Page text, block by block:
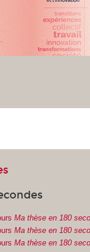
Ma thèse en 180
Ma thèse en 180
Ma thèse en 180